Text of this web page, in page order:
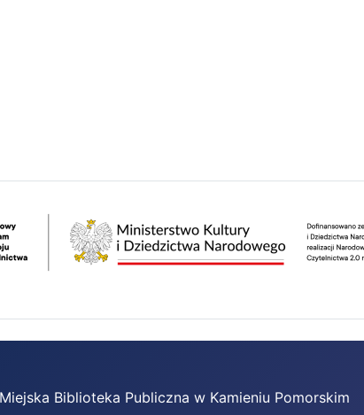
Biblioteka Publiczna w Kamieniu Pomorskim